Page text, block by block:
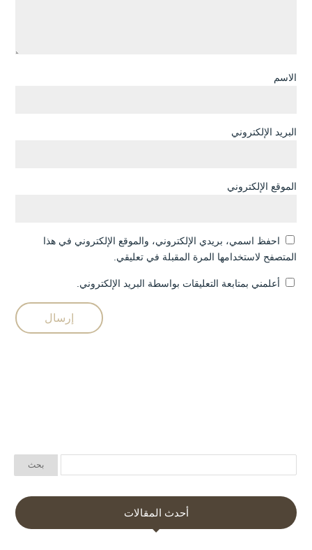
الاسم
البريد الإلكتروني
الموقع الإلكتروني
احفظ اسمي، بريدي الإلكتروني، والموقع الإلكتروني في هذا
المتصفح لاستخدامها المرة المقبلة في تعليقي.
أعلمني بمتابعة التعليقات بواسطة البريد الإلكتروني.
أحدث المقالات